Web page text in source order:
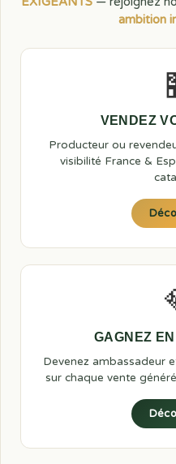
ambition
VENDEZ
Producteur ou
visibilité France &
GAGNEZ
Devenez ambassadeur
sur chaque vente